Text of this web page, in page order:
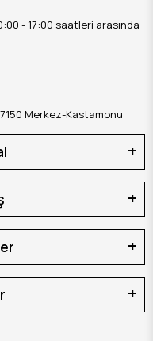
- 17:00 saatleri arasında
Merkez-Kastamonu